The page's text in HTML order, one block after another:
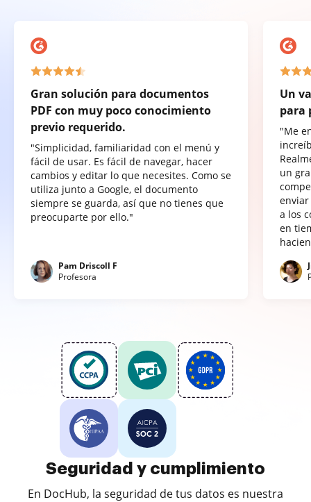
Gran solución para documentos
PDF con muy poco conocimiento
previo requerido.
"Simplicidad, familiaridad con el menú y
fácil de usar. Es fácil de navegar, hacer
cambios y editar lo que necesites. Como se
utiliza junto a Google, el documento
siempre se guarda, así que no tienes que
preocuparte por ello."
Pam Driscoll F
Profesora
Un
para
"Me
un
a los
en
Seguridad y cumplimiento
En DocHub, la seguridad de tus datos es nuestra